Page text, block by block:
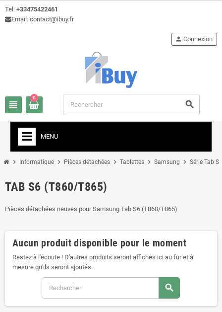
Tel: +33475422461
Email: contact@ibuy.fr
view_headline
person Connexion
0
search
MENU
chevron_right Informatique chevron_right Pièces détachées chevron_right Tablettes chevron_right Samsung chevron_right Série Tab S
TAB S6 (T860/T865)
Pièces détachées neuves pour Samsung Tab S6 (T860/T865)
Aucun produit disponible pour le moment
Restez à l'écoute ! D'autres produits seront affichés ici au fur et à
mesure qu'ils seront ajoutés.
search